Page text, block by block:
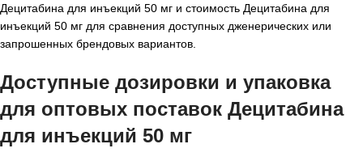
Децитабина для инъекций 50 мг и стоимость Децитабина для
инъекций 50 мг для сравнения доступных дженерических или
запрошенных брендовых вариантов.
Доступные дозировки и упаковка
для оптовых поставок Децитабина
для инъекций 50 мг